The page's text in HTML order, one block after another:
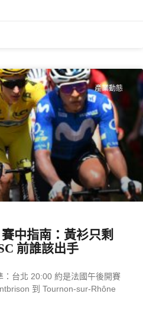
產業動態
中指南：黃衫只剩
前誰該出手
台北 20:00 約是法國午後開賽
到 Tournon-sur-Rhône